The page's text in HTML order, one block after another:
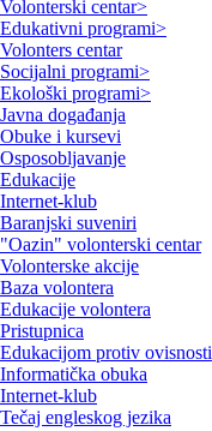
Volonterski centar>
Edukativni programi>
Volonters centar
Socijalni programi>
Ekološki programi>
Javna događanja
Obuke i kursevi
Osposobljavanje
Edukacije
Internet-klub
Baranjski suveniri
"Oazin" volonterski centar
Volonterske akcije
Baza volontera
Edukacije volontera
Pristupnica
Edukacijom protiv ovisnosti
Informatička obuka
Internet-klub
Tečaj engleskog jezika